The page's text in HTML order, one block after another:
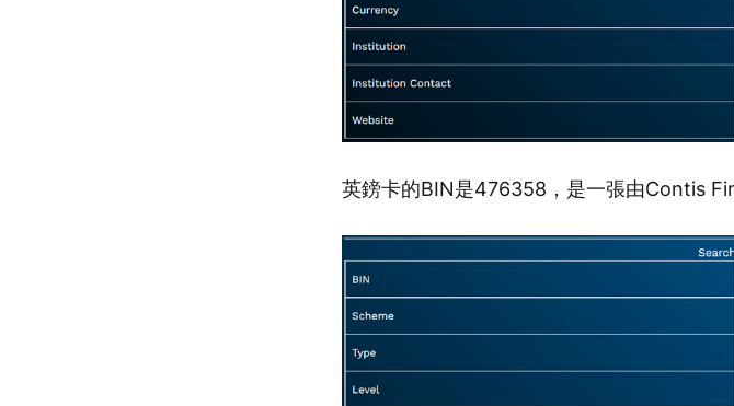
英鎊卡的BIN是476358，是一張由Contis